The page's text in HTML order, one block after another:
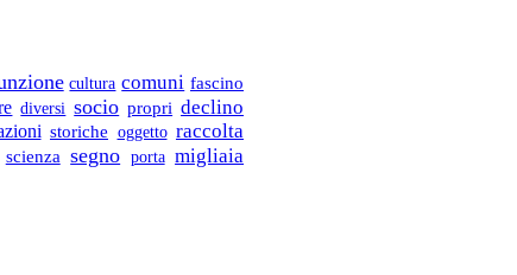
cultura comuni fascino
diversi socio propri declino
storiche oggetto raccolta
scienza segno porta migliaia